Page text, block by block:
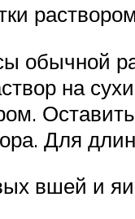
обычной
на
Для
вшей и